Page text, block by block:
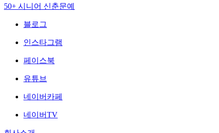
50+ 시니어 신춘문예
블로그
인스타그램
페이스북
유튜브
네이버카페
네이버TV